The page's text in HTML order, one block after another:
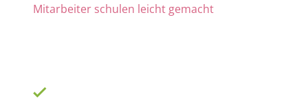
Mitarbeiter schulen leicht gemacht